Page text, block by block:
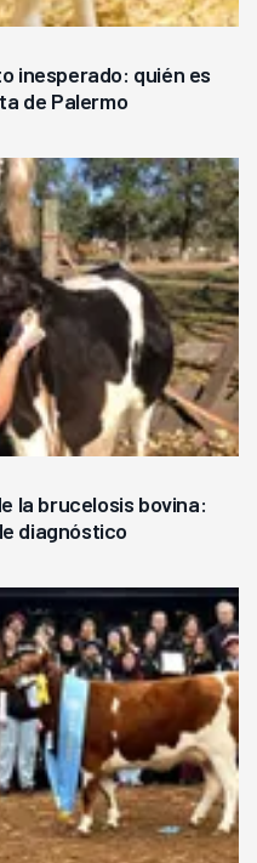
inesperado: quién es
de Palermo
la brucelosis bovina:
diagnóstico